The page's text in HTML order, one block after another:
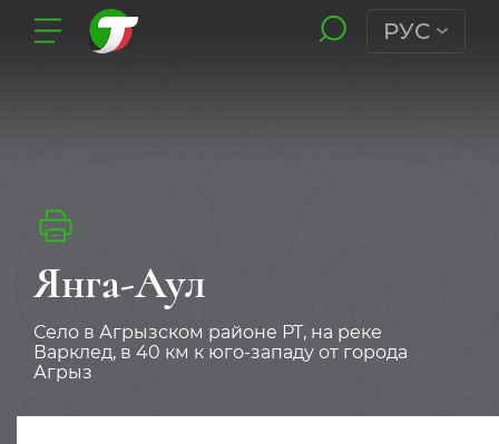
РУС
Янга-Аул
Село в Агрызском районе РТ, на реке
Варклед, в 40 км к юго-западу от города
Агрыз